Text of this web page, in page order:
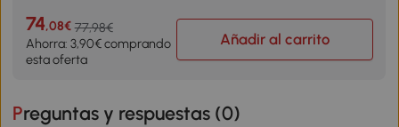
74,08€ 77,98€
Ahorra: 3,90€ comprando
esta oferta
Añadir al carrito
Preguntas y respuestas (0)